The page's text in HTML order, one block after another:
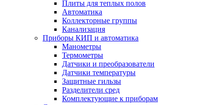
Плиты для теплых полов
Автоматика
Коллекторные группы
Канализация
Приборы КИП и автоматика
Манометры
Термометры
Датчики и преобразователи
Датчики температуры
Защитные гильзы
Разделители сред
Комплектующие к приборам